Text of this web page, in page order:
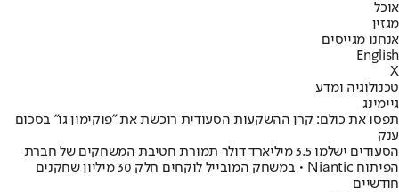
אוכל
מגזין
אנחנו מגייסים
English
X
טכנולוגיה ומדע
גיימינג
תפסו את כולם: קרן ההשקעות הסעודית רוכשת את "פוקימון גו" בסכום
ענק
הסעודים ישלמו 3.5 מיליארד דולר תמורת חטיבת המשחקים של חברת
הפיתוח Niantic • במשחק המובייל לוקחים חלק 30 מיליון שחקנים
חודשיים